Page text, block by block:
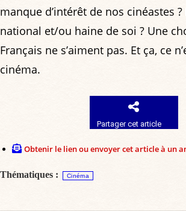
manque d’intérêt de nos cinéastes
national et/ou haine de soi ? Une
Français ne s’aiment pas. Et ça, ce
cinéma.
Partager cet article
Obtenir le lien ou envoyer cet article à un
Thématiques : Cinéma